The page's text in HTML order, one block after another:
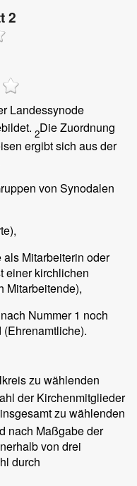
2
Landessynode
2Die Zuordnung
ergibt sich aus der
von Synodalen
Mitarbeiterin oder
einer kirchlichen
Mitarbeitende),
Nummer 1 noch
zu wählenden
der Kirchenmitglieder
zu wählenden
nach Maßgabe der
von drei
durch